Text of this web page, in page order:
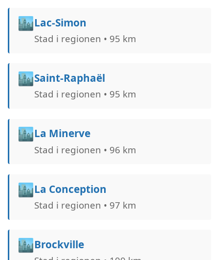
🏙️Lac-Simon
Stad i regionen • 95 km
🏙️Saint-Raphaël
Stad i regionen • 95 km
🏙️La Minerve
Stad i regionen • 96 km
🏙️La Conception
Stad i regionen • 97 km
🏙️Brockville